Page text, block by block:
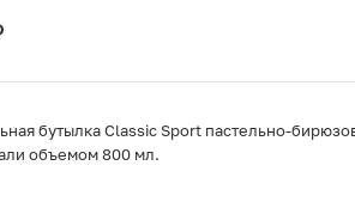
бутылка Classic Sport пастельно-
объемом 800 мл.